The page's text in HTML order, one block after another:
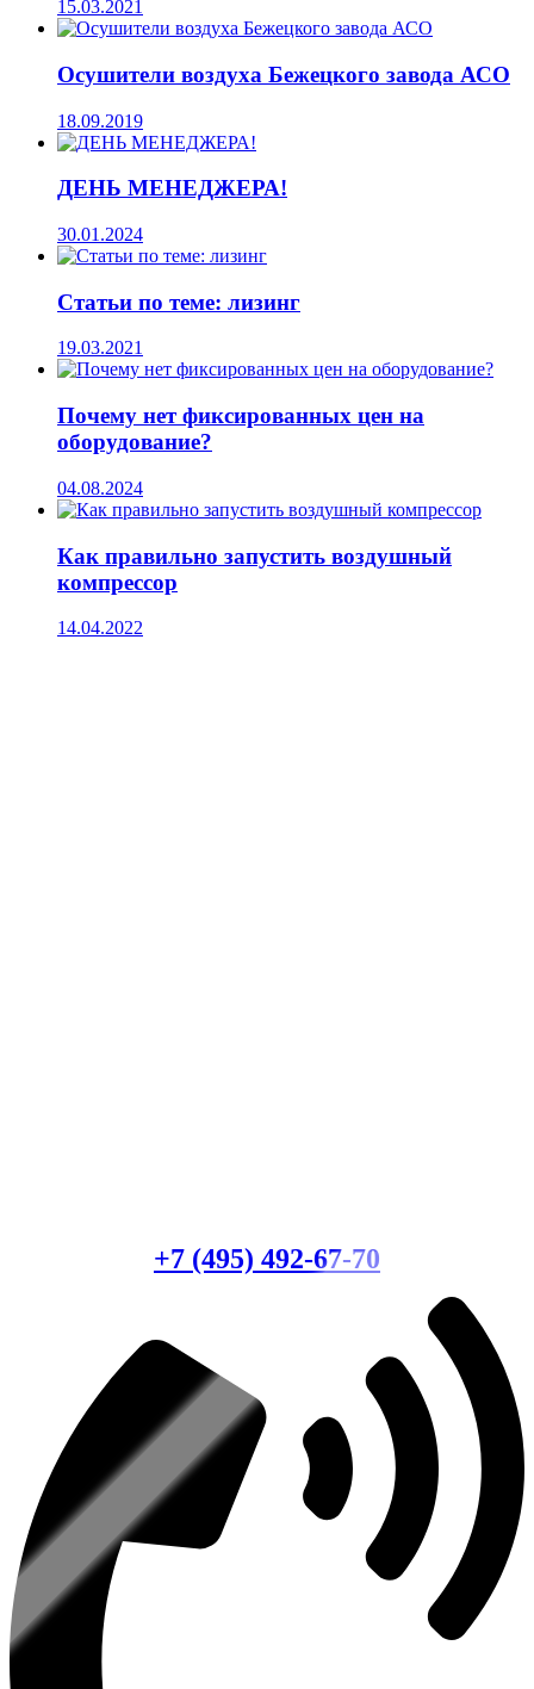
15.03.2021
Осушители воздуха Бежецкого завода АСО
18.09.2019
ДЕНЬ МЕНЕДЖЕРА!
30.01.2024
Статьи по теме: лизинг
19.03.2021
Почему нет фиксированных цен на
оборудование?
04.08.2024
Как правильно запустить воздушный
компрессор
14.04.2022
+7 (495) 492-67-70